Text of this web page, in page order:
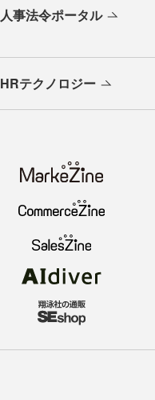
人事法令ポータル
HRテクノロジー